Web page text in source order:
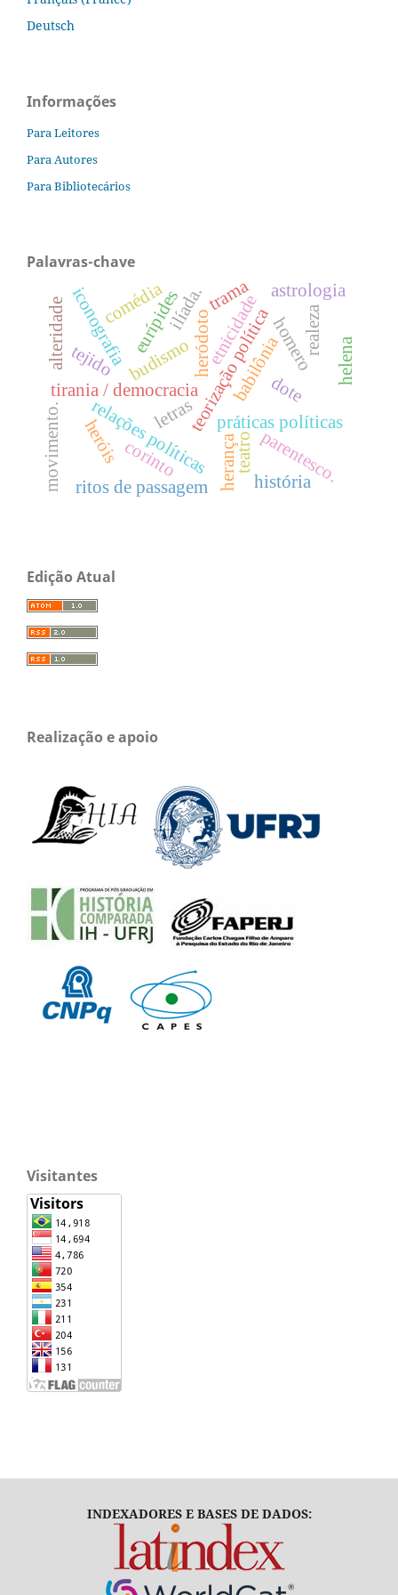
Deutsch
Informações
Para Leitores
Para Autores
Para Bibliotecários
Palavras-chave
heródoto
teorização política
práticas políticas
tirania / democracia
relações políticas
babilôniadote
herança parentesco.
budismo
iconografia homero
eurípides
alteridade etnicidade
heróis
realeza
ritos de passagem
teatro
comédia
letras
história
astrologia
tejido
trama
helena
ilíada.
corinto
movimento.
Edição Atual
Realização e apoio
Visitantes
INDEXADORES E BASES DE DADOS: